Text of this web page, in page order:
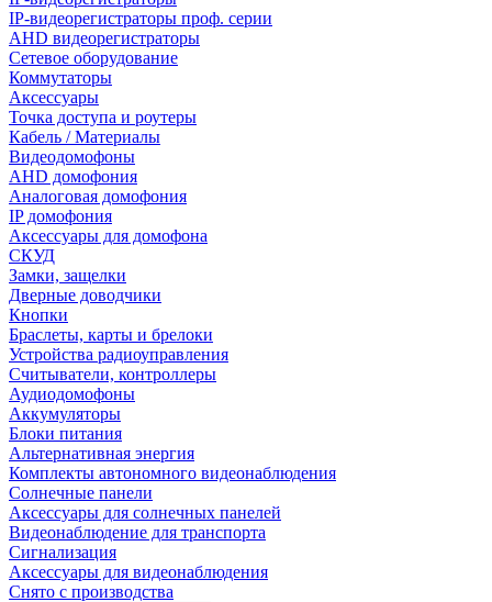
IP-видеорегистраторы проф. серии
AHD видеорегистраторы
Сетевое оборудование
Коммутаторы
Аксессуары
Точка доступа и роутеры
Кабель / Материалы
Видеодомофоны
AHD домофония
Аналоговая домофония
IP домофония
Аксессуары для домофона
СКУД
Замки, защелки
Дверные доводчики
Кнопки
Браслеты, карты и брелоки
Устройства радиоуправления
Считыватели, контроллеры
Аудиодомофоны
Аккумуляторы
Блоки питания
Альтернативная энергия
Комплекты автономного видеонаблюдения
Солнечные панели
Аксессуары для солнечных панелей
Видеонаблюдение для транспорта
Сигнализация
Аксессуары для видеонаблюдения
Снято с производства